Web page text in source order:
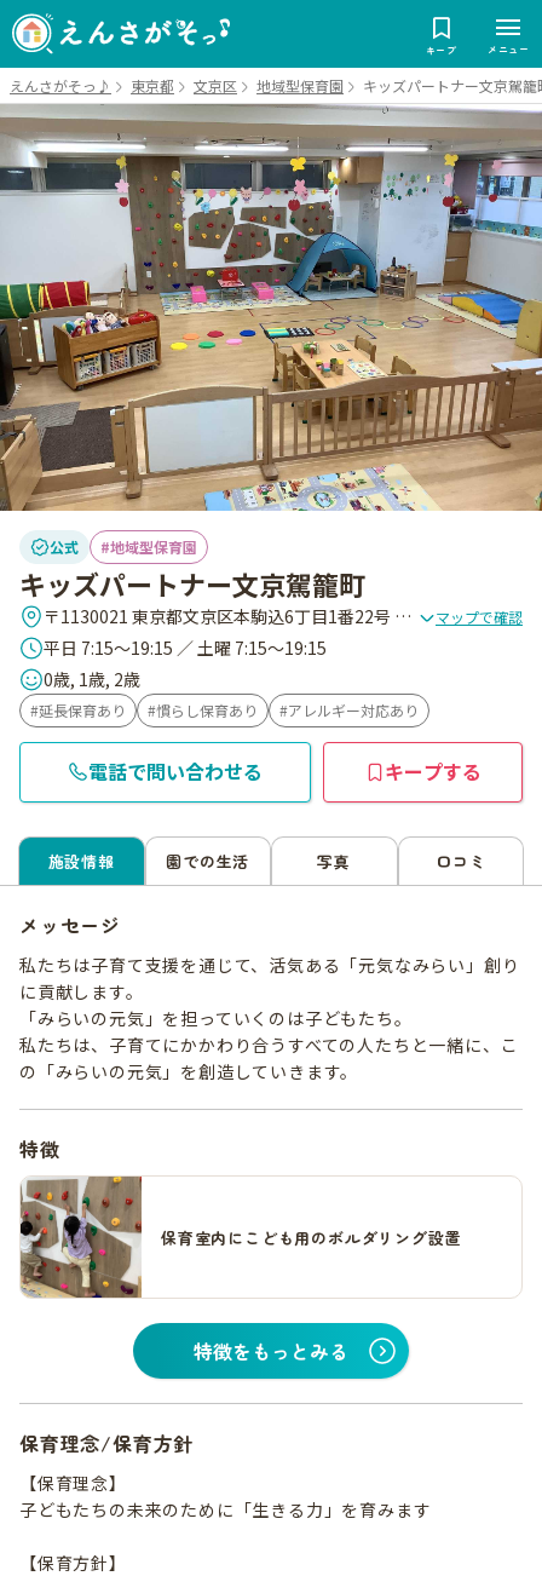
キープ メニュー
えんさがそっ♪ 東京都 文京区 地域型保育園 キッズパートナー文京駕籠
公式 地域型保育園
キッズパートナー文京駕籠町
〒1130021 東京都文京区本駒込6丁目1番22号 ヒュ-リックレジデンス駒込1階 マップで確認
平日 7:15～19:15 ／ 土曜 7:15～19:15
0歳, 1歳, 2歳
延長保育あり 慣らし保育あり アレルギー対応あり
電話で問い合わせる キープする
施設情報 園での生活 写真 口コミ
メッセージ
私たちは子育て支援を通じて、活気ある「元気なみらい」創り
に貢献します。
「みらいの元気」を担っていくのは子どもたち。
私たちは、子育てにかかわり合うすべての人たちと一緒に、こ
の「みらいの元気」を創造していきます。
特徴
保育室内にこども用のボルダリング設置
特徴をもっとみる
保育理念/保育方針
【保育理念】
子どもたちの未来のために「生きる力」を育みます
【保育方針】